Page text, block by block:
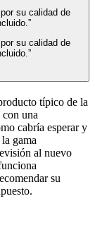
su calidad de
su calidad de
típico de la
una
cabría esperar y
gama
al nuevo
su